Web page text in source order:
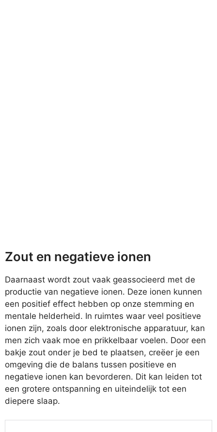
Zout en negatieve ionen
Daarnaast wordt zout vaak geassocieerd met de
productie van negatieve ionen. Deze ionen kunnen
een positief effect hebben op onze stemming en
mentale helderheid. In ruimtes waar veel positieve
ionen zijn, zoals door elektronische apparatuur, kan
men zich vaak moe en prikkelbaar voelen. Door een
bakje zout onder je bed te plaatsen, creëer je een
omgeving die de balans tussen positieve en
negatieve ionen kan bevorderen. Dit kan leiden tot
een grotere ontspanning en uiteindelijk tot een
diepere slaap.